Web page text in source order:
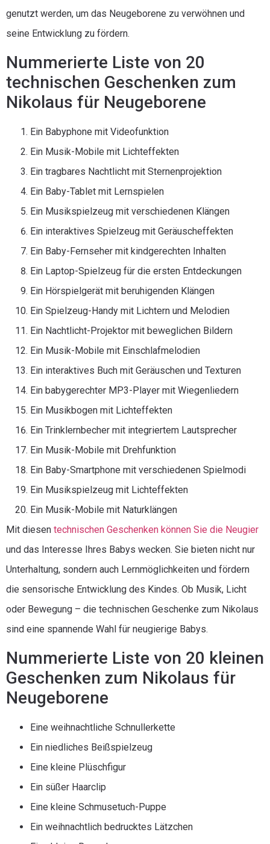
genutzt werden, um das Neugeborene zu verwöhnen und
seine Entwicklung zu fördern.
Nummerierte Liste von 20
technischen Geschenken zum
Nikolaus für Neugeborene
Ein Babyphone mit Videofunktion
Ein Musik-Mobile mit Lichteffekten
Ein tragbares Nachtlicht mit Sternenprojektion
Ein Baby-Tablet mit Lernspielen
Ein Musikspielzeug mit verschiedenen Klängen
Ein interaktives Spielzeug mit Geräuscheffekten
Ein Baby-Fernseher mit kindgerechten Inhalten
Ein Laptop-Spielzeug für die ersten Entdeckungen
Ein Hörspielgerät mit beruhigenden Klängen
Ein Spielzeug-Handy mit Lichtern und Melodien
Ein Nachtlicht-Projektor mit beweglichen Bildern
Ein Musik-Mobile mit Einschlafmelodien
Ein interaktives Buch mit Geräuschen und Texturen
Ein babygerechter MP3-Player mit Wiegenliedern
Ein Musikbogen mit Lichteffekten
Ein Trinklernbecher mit integriertem Lautsprecher
Ein Musik-Mobile mit Drehfunktion
Ein Baby-Smartphone mit verschiedenen Spielmodi
Ein Musikspielzeug mit Lichteffekten
Ein Musik-Mobile mit Naturklängen
Mit diesen technischen Geschenken können Sie die Neugier
und das Interesse Ihres Babys wecken. Sie bieten nicht nur
Unterhaltung, sondern auch Lernmöglichkeiten und fördern
die sensorische Entwicklung des Kindes. Ob Musik, Licht
oder Bewegung – die technischen Geschenke zum Nikolaus
sind eine spannende Wahl für neugierige Babys.
Nummerierte Liste von 20 kleinen
Geschenken zum Nikolaus für
Neugeborene
Eine weihnachtliche Schnullerkette
Ein niedliches Beißspielzeug
Eine kleine Plüschfigur
Ein süßer Haarclip
Eine kleine Schmusetuch-Puppe
Ein weihnachtlich bedrucktes Lätzchen